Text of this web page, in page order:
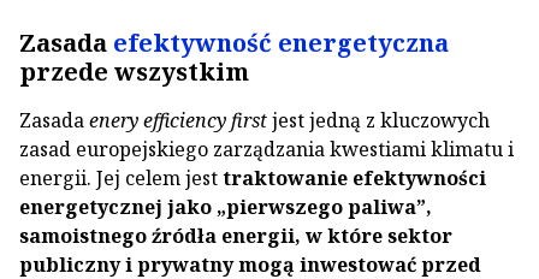
Zasada efektywność energetyczna
przede wszystkim
Zasadaenery efficiency firstjest jedną z kluczowych
zasad europejskiego zarządzania kwestiami klimatu i
energii. Jej celem jesttraktowanie efektywności
energetycznej jako „pierwszego paliwa”,
samoistnego źródła energii, w które sektor
publiczny i prywatny mogą inwestować przed